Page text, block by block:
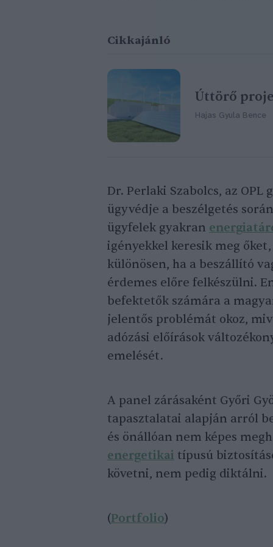
Cikkajánló
Úttörő
Hajas Gyula Bence
Dr. Perlaki Szabolcs, az
ügyvédje a beszélgetés
ügyfelek gyakran
igényekkel keresik meg
különösen, ha a beszállító
érdemes előre felkészülni.
befektetők számára a
jelentős problémát okoz,
adózási előírások
emelését.
A panel zárásaként Győri
tapasztalatai alapján arról
és önállóan nem képes
energetikai típusú
követni, nem pedig diktálni.
(Portfolio)